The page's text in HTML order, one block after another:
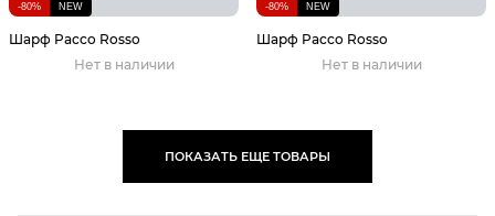
-80% NEW
Шарф Pacco Rosso
Нет в наличии
-80% NEW
Шарф Pacco Rosso
Нет в наличии
ПОКАЗАТЬ ЕЩЕ ТОВАРЫ